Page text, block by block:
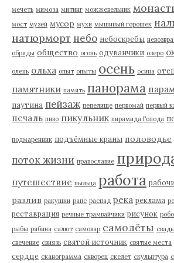
мечеть мимоза митинг можжевельник
мост музей мусор мухи мышиный горошек
натюрморт небо небоскребы
обряды общество огонь одуванчики озеро
олень ольха опыт опыты осень осина
памятники память панорама
паутина пейзаж пепелище первомай первый
печаль пиво пикульник пирамида Голода
подмаренник подъёмные краны половодье
поток жизни православие
путешествие пыльца работа
разлив ракушки рапс распад река реклама
реставрация речные трамвайчики рисунок
рыбы рябина салют самовар самолёты
свечение свиязь святой источник святые места
сердце сканограмма скворец скелет скульптура